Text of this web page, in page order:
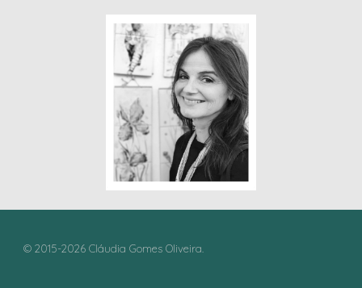
© 2015-2026 Cláudia Gomes Oliveira.